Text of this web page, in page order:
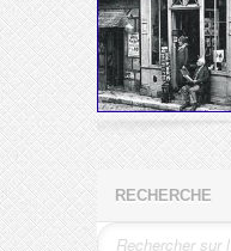
RECHERCHE